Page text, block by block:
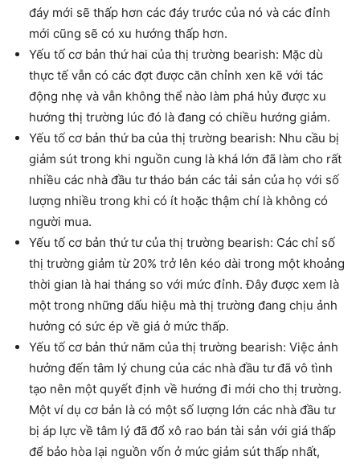
đáy mới sẽ thấp hơn các đáy trước của nó và các đỉnh
mới cũng sẽ có xu hướng thấp hơn.
Yếu tố cơ bản thứ hai của thị trường bearish: Mặc dù
thực tế vẫn có các đợt được căn chỉnh xen kẽ với tác
động nhẹ và vẫn không thể nào làm phá hủy được xu
hướng thị trường lúc đó là đang có chiều hướng giảm.
Yếu tố cơ bản thứ ba của thị trường bearish: Nhu cầu bị
giảm sút trong khi nguồn cung là khá lớn đã làm cho rất
nhiều các nhà đầu tư tháo bán các tải sản của họ với số
lượng nhiều trong khi có ít hoặc thậm chí là không có
người mua.
Yếu tố cơ bản thứ tư của thị trường bearish: Các chỉ số
thị trường giảm từ 20% trở lên kéo dài trong một khoảng
thời gian là hai tháng so với mức đỉnh. Đây được xem là
một trong những dấu hiệu mà thị trường đang chịu ảnh
hưởng có sức ép về giá ở mức thấp.
Yếu tố cơ bản thứ năm của thị trường bearish: Việc ảnh
hưởng đến tâm lý chung của các nhà đầu tư đã vô tình
tạo nên một quyết định về hướng đi mới cho thị trường.
Một ví dụ cơ bản là có một số lượng lớn các nhà đầu tư
bị áp lực về tâm lý đã đổ xô rao bán tài sản với giá thấp
để bảo hòa lại nguồn vốn ở mức giảm sút thấp nhất,